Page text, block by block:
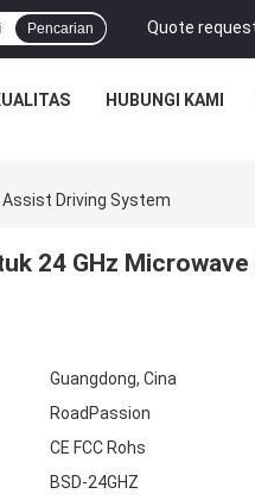
Quote
Pencarian
HUBUNGI KAMI
Assist Driving System
24 GHz Microwave
Guangdong, Cina
RoadPassion
CE FCC Rohs
BSD-24GHZ